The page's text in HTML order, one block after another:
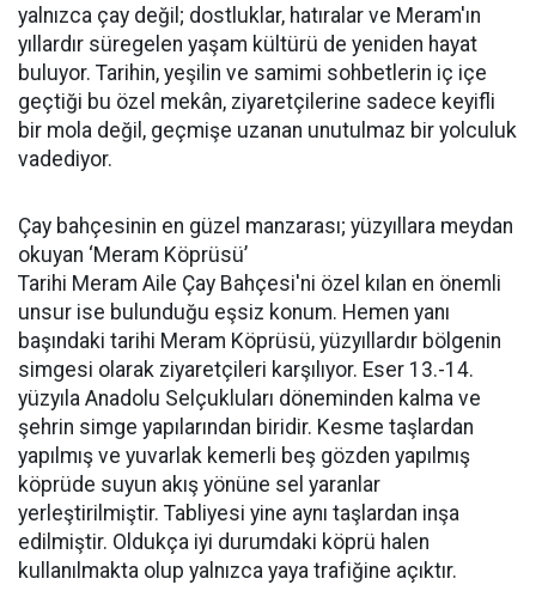
yalnızca çay değil; dostluklar, hatıralar ve Meram'ın
yıllardır süregelen yaşam kültürü de yeniden hayat
buluyor. Tarihin, yeşilin ve samimi sohbetlerin iç içe
geçtiği bu özel mekân, ziyaretçilerine sadece keyifli
bir mola değil, geçmişe uzanan unutulmaz bir yolculuk
vadediyor.
Çay bahçesinin en güzel manzarası; yüzyıllara meydan
okuyan ‘Meram Köprüsü’
Tarihi Meram Aile Çay Bahçesi'ni özel kılan en önemli
unsur ise bulunduğu eşsiz konum. Hemen yanı
başındaki tarihi Meram Köprüsü, yüzyıllardır bölgenin
simgesi olarak ziyaretçileri karşılıyor. Eser 13.-14.
yüzyıla Anadolu Selçukluları döneminden kalma ve
şehrin simge yapılarından biridir. Kesme taşlardan
yapılmış ve yuvarlak kemerli beş gözden yapılmış
köprüde suyun akış yönüne sel yaranlar
yerleştirilmiştir. Tabliyesi yine aynı taşlardan inşa
edilmiştir. Oldukça iyi durumdaki köprü halen
kullanılmakta olup yalnızca yaya trafiğine açıktır.